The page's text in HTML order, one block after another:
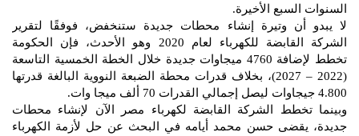
السنوات السبع الأخيرة.
لا يبدو أن وتيرة إنشاء محطات جديدة ستنخفض، فوفقًا لتقرير
الشركة القابضة للكهرباء لعام 2020 وهو الأحدث، فإن الحكومة
تخطط لإضافة 4760 ميجاوات جديدة خلال الخطة الخمسية التاسعة
(2022 – 2027)، بخلاف قدرات محطة الضبعة النووية البالغة قدرتها
4.800 جيجاوات ليصل إجمالي القدرات 70 ألف ميجا وات.
وبينما تخطط الشركة القابضة لكهرباء مصر الآن لإنشاء محطات
جديدة، يقضى حسن محمد أيامه في البحث عن حل لأزمة الكهرباء